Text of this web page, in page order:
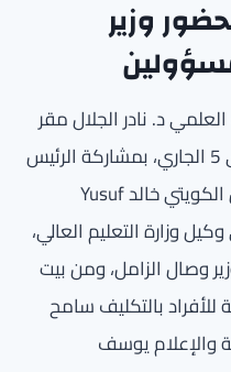
وزير
العلمي د. نادر الجلال مقر
حملة «وجهني»، التي تستمر حتى 5 الجاري، بمشاركة الرئيس
التنفيذي لمجموعة بيت التمويل الكويتي خالد Yusuf
وزارة التعليم العالي،
وصال الزامل، ومن بيت
بالتكليف سامح
والإعلام يوسف